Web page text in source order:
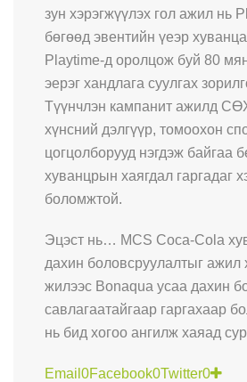
зун хэрэгжүүлэх гол ажил нь
бөгөөд эвентийн үеэр
Playtime-д оролцож буй 80
эерэг хандлага суулгах
Түүнчлэн кампанит ажилд
хүнсний дэлгүүр, томоохон
цогцолборууд нэгдэж байгаа
хуванцрын хаягдал гаргадаг
боломжтой.
Эцэст нь… MCS Coca-Cola
дахин боловсруулалтыг ажил
жилээс Bonaqua усаа дахин
савлагаатайгаар гаргахаар
нь бид хогоо ангилж хаяад
Email 0Facebook0Twitter0